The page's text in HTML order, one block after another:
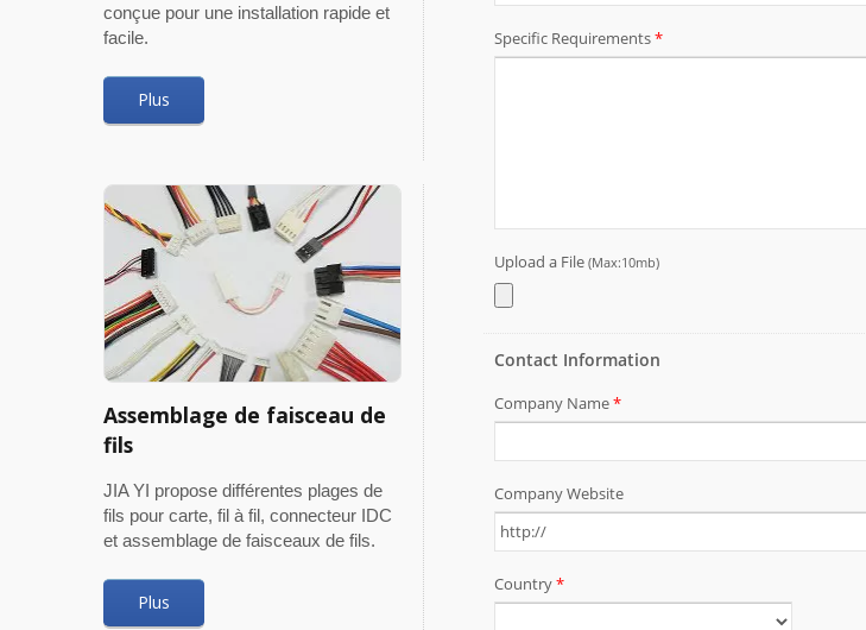
conçue pour une installation rapide et
facile.
Plus
Assemblage de faisceau de
fils
JIA YI propose différentes plages de
fils pour carte, fil à fil, connecteur IDC
et assemblage de faisceaux de fils.
Plus